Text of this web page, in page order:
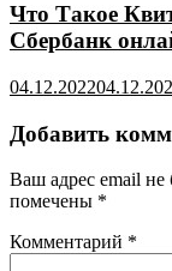
Что Такое
Сбербанк
04.12.2022
Добавить
Ваш адрес email не
помечены *
Комментарий *